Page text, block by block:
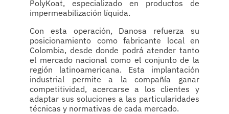
PolyKoat, especializado en productos de
impermeabilización líquida.
Con esta operación, Danosa refuerza su
posicionamiento como fabricante local en
Colombia, desde donde podrá atender tanto
el mercado nacional como el conjunto de la
región latinoamericana. Esta implantación
industrial permite a la compañía ganar
competitividad, acercarse a los clientes y
adaptar sus soluciones a las particularidades
técnicas y normativas de cada mercado.